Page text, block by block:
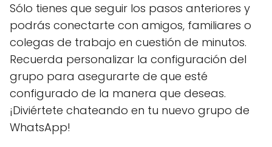
Sólo tienes que seguir los pasos anteriores y
podrás conectarte con amigos, familiares o
colegas de trabajo en cuestión de minutos.
Recuerda personalizar la configuración del
grupo para asegurarte de que esté
configurado de la manera que deseas.
¡Diviértete chateando en tu nuevo grupo de
WhatsApp!